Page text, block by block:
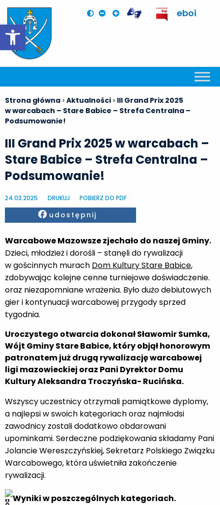
Otwórz pasek narzędzi
eboi
Strona główna >Aktualności > III Grand Prix 2025
w warcabach – Stare Babice – Strefa Centralna –
Podsumowanie!
III Grand Prix 2025 w warcabach –
Stare Babice – Strefa Centralna –
Podsumowanie!
24.03.2025 DRUKUJ POBIERZ DO PDF
Facebook
udostępnij
Warcabowe Mazowsze zjechało do naszej Gminy.
Dzieci, młodzież i dorośli – stanęli do rywalizacji
w gościnnych murach Dom Kultury Stare Babice,
zdobywając kolejne cenne turniejowe doświadczenie.
oraz niezapomniane wrażenia. Było dużo debiutowych
gier i kontynuacji warcabowej przygody sprzed
tygodnia.
Uroczystego otwarcia dokonał Sławomir Sumka,
Wójt Gminy Stare Babice, który objął honorowym
patronatem już drugą rywalizację warcabowej
ligi mazowieckiej oraz Pani Dyrektor Domu
Kultury Aleksandra Troczyńska- Rucińska.
Wszyscy uczestnicy otrzymali pamiątkowe dyplomy,
a najlepsi w swoich kategoriach oraz najmłodsi
zawodnicy zostali dodatkowo obdarowani
upominkami. Serdeczne podziękowania składamy Pani
Jolancie Wereszczyńskiej, Sekretarz Polskiego Związku
Warcabowego, która uświetniła zakończenie
rywalizacji.
Wyniki w poszczególnych kategoriach.